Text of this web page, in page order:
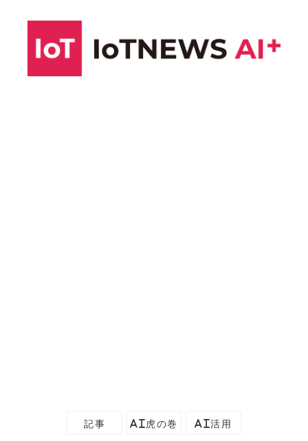
記事 AI虎の巻 AI活用